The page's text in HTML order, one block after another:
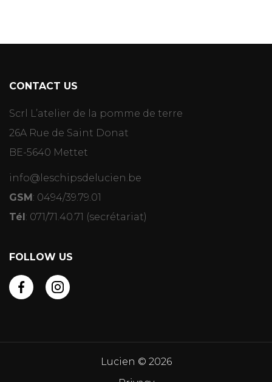
CONTACT US
Scrl L’atelier de la pomme de terre
26A Rue de Saint Donat
BE-5640 Mettet
info@leschipsdelucien.be
GSM: 0494/39.79.01
Tél: 071/71.40.71 (secrétariat)
FOLLOW US
Lucien © 2026